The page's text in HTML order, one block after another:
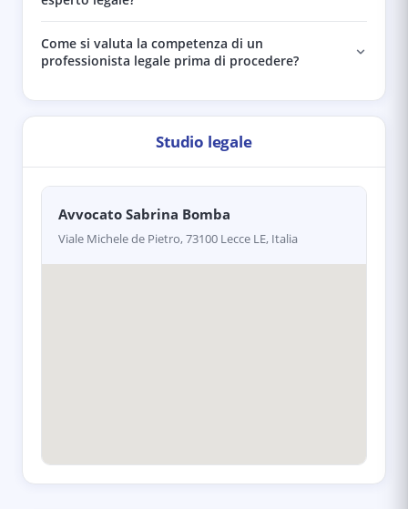
Come si valuta la competenza di un
professionista legale prima di procedere?
Studio legale
Avvocato Sabrina Bomba
Viale Michele de Pietro, 73100 Lecce LE, Italia